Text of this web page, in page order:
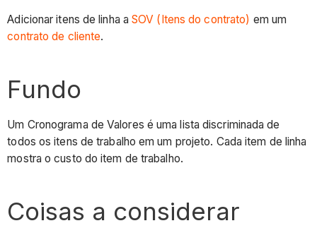
Adicionar itens de linha aSOV (Itens do contrato) em um
contrato de cliente.
Fundo
Um Cronograma de Valores é uma lista discriminada de
todos os itens de trabalho em um projeto. Cada item de linha
mostra o custo do item de trabalho.
Coisas a considerar